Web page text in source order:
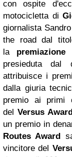
con ospite
motocicletta di
giornalista
the road dal
la
presieduta dal
attribuisce i
dalla giuria
premio ai primi
del Versus
un premio in
Routes Award
vincitore del